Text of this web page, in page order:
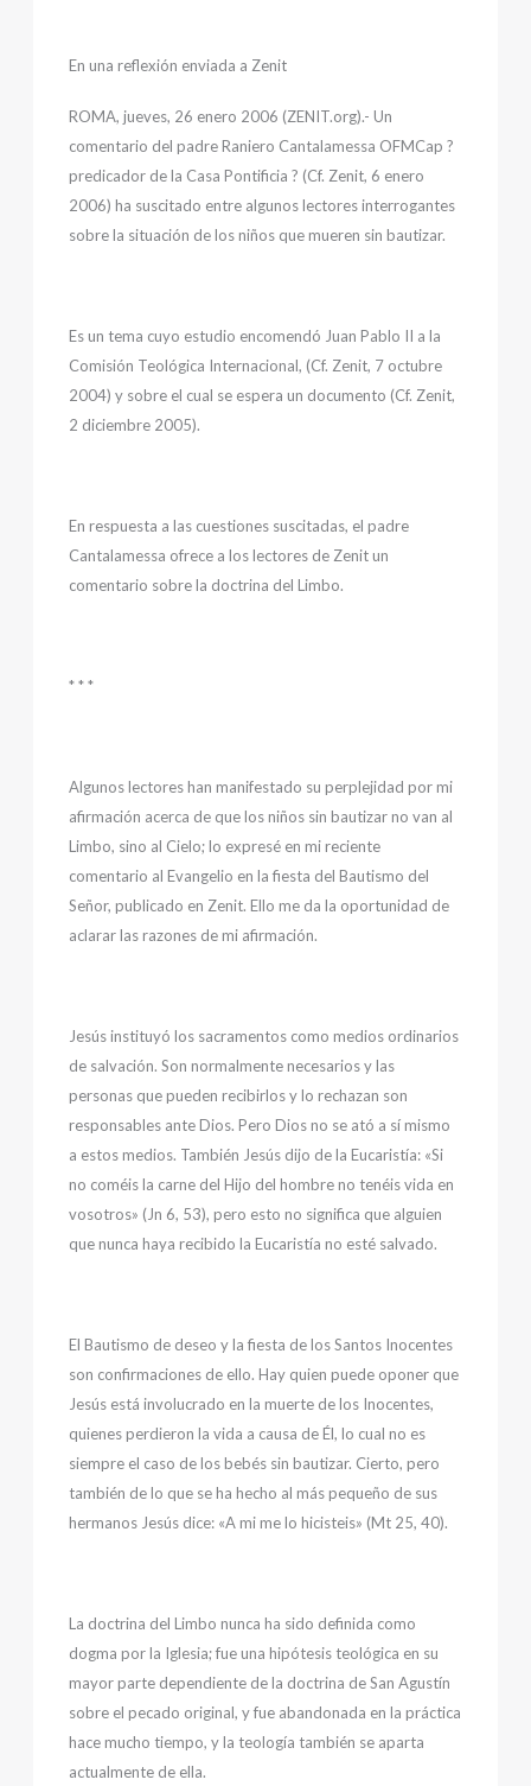
En una reflexión enviada a Zenit
ROMA, jueves, 26 enero 2006 (ZENIT.org).- Un
comentario del padre Raniero Cantalamessa OFMCap ?
predicador de la Casa Pontificia ? (Cf. Zenit, 6 enero
2006) ha suscitado entre algunos lectores interrogantes
sobre la situación de los niños que mueren sin bautizar.
Es un tema cuyo estudio encomendó Juan Pablo II a la
Comisión Teológica Internacional, (Cf. Zenit, 7 octubre
2004) y sobre el cual se espera un documento (Cf. Zenit,
2 diciembre 2005).
En respuesta a las cuestiones suscitadas, el padre
Cantalamessa ofrece a los lectores de Zenit un
comentario sobre la doctrina del Limbo.
* * *
Algunos lectores han manifestado su perplejidad por mi
afirmación acerca de que los niños sin bautizar no van al
Limbo, sino al Cielo; lo expresé en mi reciente
comentario al Evangelio en la fiesta del Bautismo del
Señor, publicado en Zenit. Ello me da la oportunidad de
aclarar las razones de mi afirmación.
Jesús instituyó los sacramentos como medios ordinarios
de salvación. Son normalmente necesarios y las
personas que pueden recibirlos y lo rechazan son
responsables ante Dios. Pero Dios no se ató a sí mismo
a estos medios. También Jesús dijo de la Eucaristía: «Si
no coméis la carne del Hijo del hombre no tenéis vida en
vosotros» (Jn 6, 53), pero esto no significa que alguien
que nunca haya recibido la Eucaristía no esté salvado.
El Bautismo de deseo y la fiesta de los Santos Inocentes
son confirmaciones de ello. Hay quien puede oponer que
Jesús está involucrado en la muerte de los Inocentes,
quienes perdieron la vida a causa de Él, lo cual no es
siempre el caso de los bebés sin bautizar. Cierto, pero
también de lo que se ha hecho al más pequeño de sus
hermanos Jesús dice: «A mi me lo hicisteis» (Mt 25, 40).
La doctrina del Limbo nunca ha sido definida como
dogma por la Iglesia; fue una hipótesis teológica en su
mayor parte dependiente de la doctrina de San Agustín
sobre el pecado original, y fue abandonada en la práctica
hace mucho tiempo, y la teología también se aparta
actualmente de ella.